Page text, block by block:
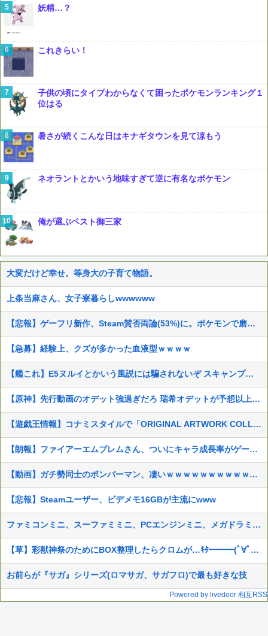
妖精…？
これきらい！
子供の頃にタイプわからなくて困ったポケモンランキング１
位はる
暑さが続くこんな日はキナギタウンを見て涼もう
ネオラントとかいう地味すぎて逆に有名なポケモン
俺が選ぶベスト御三家
大変だけど幸せ。等身大の子育て物語。
上条当麻さん、女子寮暮らしwwwwww
【悲報】ゲーフリ新作、Steam賛否両論(53%)に。ポケモンで磨いた技術力…
【急募】経験上、クズが多かった血液型ｗｗｗｗ
【艦これ】E5ヌルイとかいう風説には騙されないぞ スキャンプくらいヌルイのなら考える
【原神】先行動画のオデット強過ぎだろ 瑞希オデットが予想以上に使えそうで良かった
【遊戯王情報】コナミスタイルで「ORIGINAL ARTWORK COLLECTION」の抽選受付開始！
【朗報】ファイアーエムブレムさん、ついにキャラ成長率がゲーム内で見れるようになる
【動画】ガチ勢同士のボンバーマン、凄いｗｗｗｗｗｗｗｗｗｗｗｗ
【悲報】Steamユーザー、ビデメモ16GBが主流にwww
ファミコンミニ、スーファミミニ、PCエンジンミニ、メガドラミニ、ネオジオミニ
【草】彩獣神祭のためにBOX整理したらクロムが…ｷﾀ━━━(ﾟ∀ﾟ)━━━!!
お前らが『サガ』シリーズ(ロマサガ、サガフロ)で最も好きな技
Powered by livedoor 相互RSS